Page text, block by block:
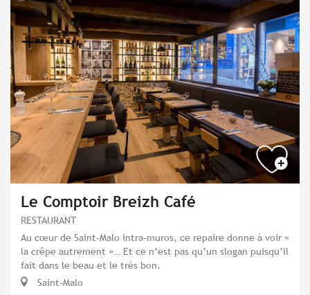
Le Comptoir Breizh Café
RESTAURANT
Au cœur de Saint-Malo intra-muros, ce repaire donne à voir «
la crêpe autrement »… Et ce n’est pas qu’un slogan puisqu’il
fait dans le beau et le très bon.
Saint-Malo